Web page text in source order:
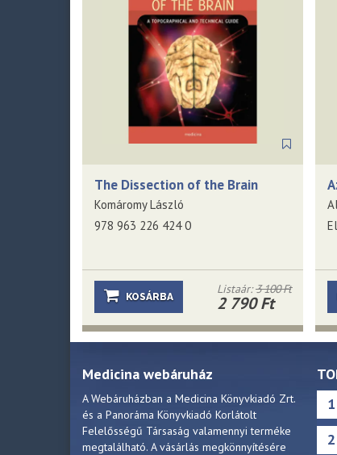
The Dissection of the Brain
Komáromy László
978 963 226 424 0
Listaár:3 100 Ft
2 790 Ft
KOSÁRBA
Medicina webáruház
A Webáruházban a Medicina Könyvkiadó Zrt.
és a Panoráma Könyvkiadó Korlátolt
Felelősségű Társaság valamennyi terméke
megtalálható. A vásárlás megkönnyítésére
1
2